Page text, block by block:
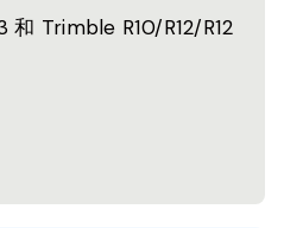
和 Trimble R10/R12/R12